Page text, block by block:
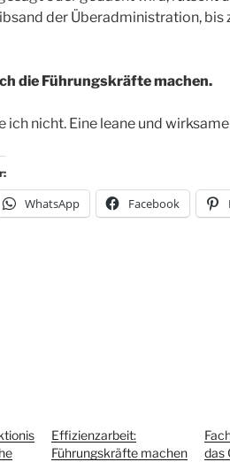
der Überadministration, bis
die Führungskräfte machen.
ich nicht. Eine leane und
WhatsApp Facebook
Effizienzarbeit:
Führungskräfte machen
das